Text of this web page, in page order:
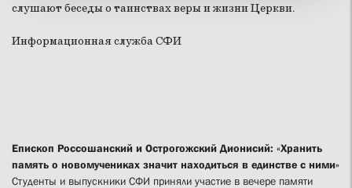
слушают беседы о таинствах веры и жизни Церкви.
Информационная служба СФИ
Епископ Россошанский и Острогожский Дионисий: «Хранить
память о новомучениках значит находиться в единстве с ними»
Студенты и выпускники СФИ приняли участие в вечере памяти